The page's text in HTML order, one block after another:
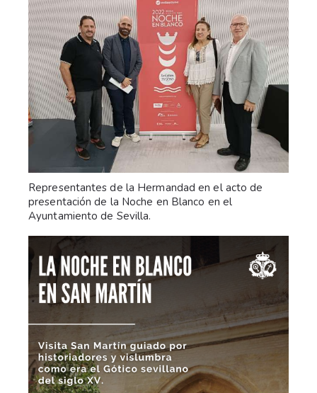
Representantes de la Hermandad en el acto de
presentación de la Noche en Blanco en el
Ayuntamiento de Sevilla.